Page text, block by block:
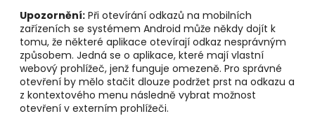
Upozornění: Při otevírání odkazů na mobilních
zařízeních se systémem Android může někdy dojít k
tomu, že některé aplikace otevírají odkaz nesprávným
způsobem. Jedná se o aplikace, které mají vlastní
webový prohlížeč, jenž funguje omezeně. Pro správné
otevření by mělo stačit dlouze podržet prst na odkazu a
z kontextového menu následně vybrat možnost
otevření v externím prohlížeči.